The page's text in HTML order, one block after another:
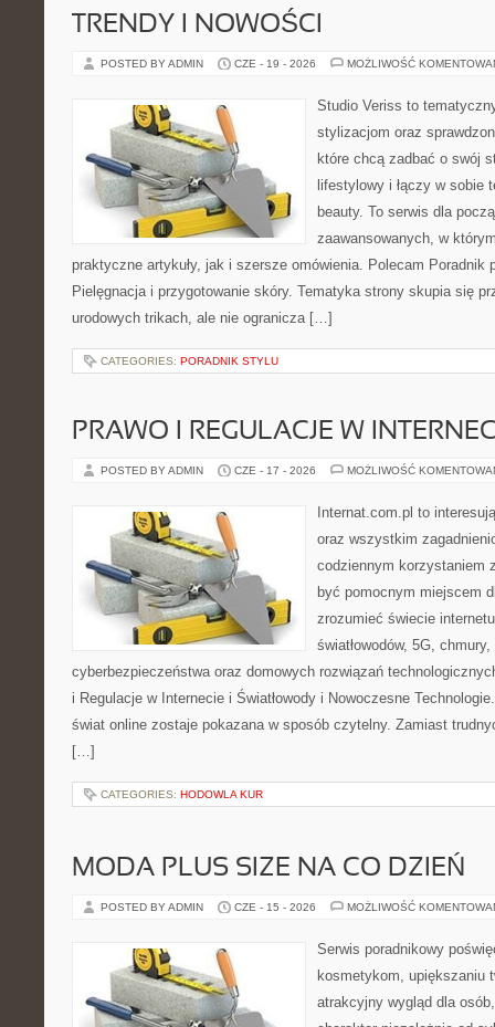
TRENDY I NOWOŚCI
POSTED BY ADMIN CZE - 19 - 2026 MOŻLIWOŚĆ
Studio Veriss to
stylizacjom oraz
które chcą zadbać o swój
lifestylowy i łączy w sobie
beauty. To serwis dla
zaawansowanych, w
praktyczne artykuły, jak i szersze omówienia. Polecam
Pielęgnacja i przygotowanie skóry. Tematyka strony skupia się
urodowych trikach, ale nie ogranicza […]
CATEGORIES: PORADNIK STYLU
PRAWO I REGULACJE W
POSTED BY ADMIN CZE - 17 - 2026 MOŻLIWOŚĆ
Internat.com.pl to
oraz wszystkim
codziennym korzystaniem
być pomocnym miejscem
zrozumieć świecie
światłowodów, 5G,
cyberbezpieczeństwa oraz domowych rozwiązań
i Regulacje w Internecie i Światłowody i Nowoczesne
świat online zostaje pokazana w sposób czytelny. Zamiast
[…]
CATEGORIES: HODOWLA KUR
MODA PLUS SIZE NA CO DZIEŃ
POSTED BY ADMIN CZE - 15 - 2026 MOŻLIWOŚĆ
Serwis poradnikowy
kosmetykom, upiększaniu
atrakcyjny wygląd dla